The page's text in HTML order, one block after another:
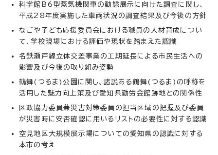
科学館B6型蒸気機関車の動態展示に向けた調査に関し、
平成28年度実施した車両状況の調査結果及び今後の方針
なごや子ども応援委員会における職員の人材育成につい
て、学校現場における評価や現状を踏まえた認識
名鉄瀬戸線立体交差事業の工期延長による市民生活への
影響及び今後の取り組み姿勢
鶴舞(つるま)公園に関し、諸説ある鶴舞(つるま)の呼称を
活用した魅力向上策及び愛知県勤労会館跡地との関係性
区政協力委員兼災害対策委員の担当区域の把握及び委員
が災害時に安否確認に用いるリストの必要性に対する認識
空見地区大規模展示場についての愛知県の認識に対する
本市の考え